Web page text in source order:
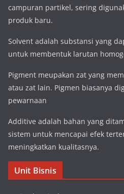
campuran partikel, sering
produk baru.
Solvent adalah substansi yang
untuk membentuk larutan
Pigment meupakan zat yang
atau zat lain. Pigmen biasanya
pewarnaan
Additive adalah bahan yang
sistem untuk mencapai efek
meningkatkan kualitasnya.
Unit Bisnis